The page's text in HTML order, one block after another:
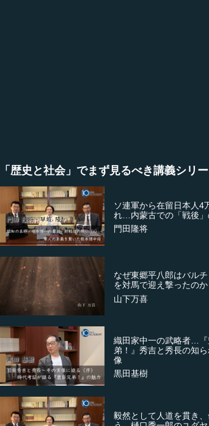
「歴史と社会」でまず見るべき講義シリ
ソ連軍から在留日本人4
れ…内蒙古での「戦後」
門田隆将
なぜ東郷平八郎はバル
を対馬で迎え撃ったのか
山下万喜
織田家中一の武略者…『
弟！』秀吉と秀長の知
像
黒田基樹
毅然として人道を貫き